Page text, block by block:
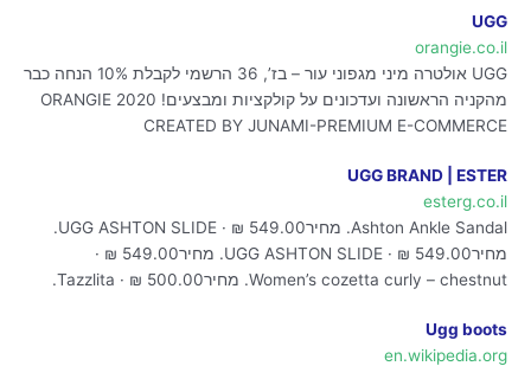
UGG
orangie.co.il
UGG אולטרה מיני מגפוני עור – בז’, 36 הרשמי לקבלת 10% הנחה כבר
מהקניה הראשונה ועדכונים על קולקציות ומבצעים! ORANGIE 2020
CREATED BY JUNAMI-PREMIUM E-COMMERCE
UGG BRAND | ESTER
esterg.co.il
Ashton Ankle Sandal. מחיר549.00 ₪ · UGG ASHTON SLIDE.
מחיר549.00 ₪ · UGG ASHTON SLIDE. מחיר549.00 ₪ ·
Women’s cozetta curly – chestnut. מחיר500.00 ₪ · Tazzlita.
Ugg boots
en.wikipedia.org